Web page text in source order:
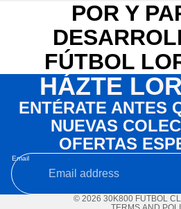
POR Y
FÚTBOL
HÁZTE
ENTÉRATE ANTES
NUEVAS
OFERTAS
Email
© 2026 30K800 FÚTBOL